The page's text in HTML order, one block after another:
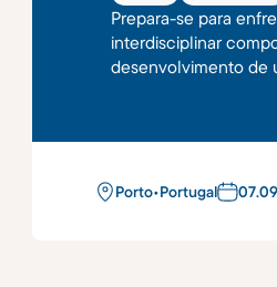
Prepara-se para
interdisciplinar
desenvolvimento de
Porto•Portugal 07.